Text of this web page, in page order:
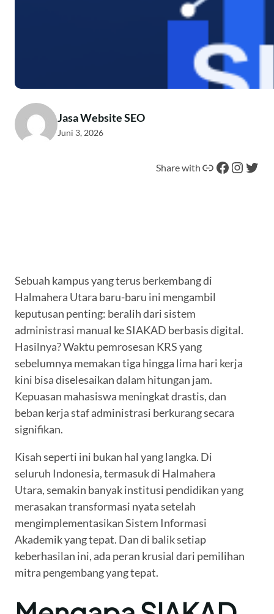
Jasa Website SEO
Juni 3, 2026
Share with Tautan Facebook Instagram Twitter
Sebuah kampus yang terus berkembang di
Halmahera Utara baru-baru ini mengambil
keputusan penting: beralih dari sistem
administrasi manual ke SIAKAD berbasis digital.
Hasilnya? Waktu pemrosesan KRS yang
sebelumnya memakan tiga hingga lima hari kerja
kini bisa diselesaikan dalam hitungan jam.
Kepuasan mahasiswa meningkat drastis, dan
beban kerja staf administrasi berkurang secara
signifikan.
Kisah seperti ini bukan hal yang langka. Di
seluruh Indonesia, termasuk di Halmahera
Utara, semakin banyak institusi pendidikan yang
merasakan transformasi nyata setelah
mengimplementasikan Sistem Informasi
Akademik yang tepat. Dan di balik setiap
keberhasilan ini, ada peran krusial dari pemilihan
mitra pengembang yang tepat.